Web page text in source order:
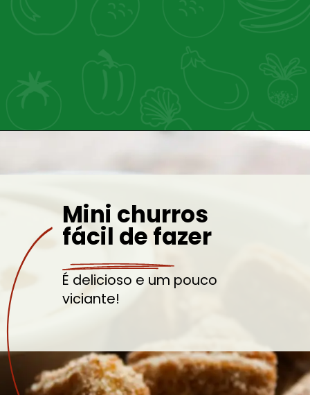
Mini churros
fácil de fazer
É delicioso e um pouco
viciante!